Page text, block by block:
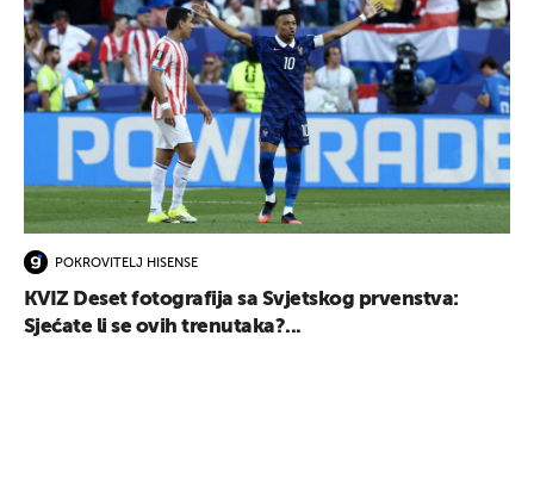
POKROVITELJ HISENSE
KVIZ Deset fotografija sa Svjetskog prvenstva:
Sjećate li se ovih trenutaka?...